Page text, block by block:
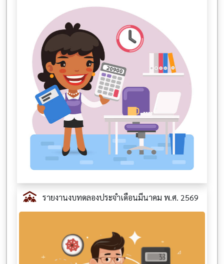
รายงานงบทดลองประจำเดือนมีนาคม พ.ศ. 2569